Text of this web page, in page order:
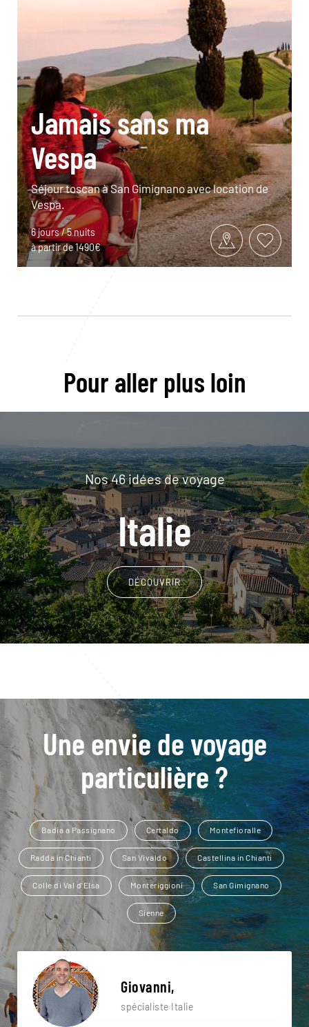
Jamais sans ma
Vespa
Séjour toscan à San Gimignano avec location de
Vespa.
6 jours / 5 nuits
à partir de 1490€
Pour aller plus loin
Nos 46 idées de voyage
Italie
DÉCOUVRIR
Une envie de voyage
particulière ?
Badia a Passignano Certaldo Montefioralle
Radda in Chianti San Vivaldo Castellina in Chianti
Colle di Val d'Elsa Monteriggioni San Gimignano
Sienne
Giovanni,
spécialiste Italie